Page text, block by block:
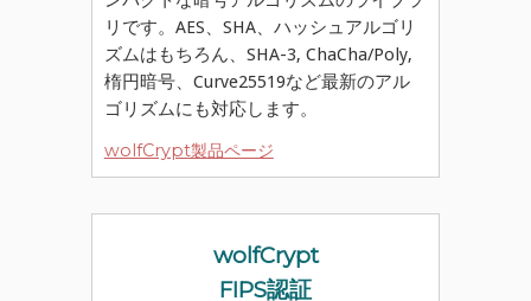
リです。AES、SHA、ハッシュアルゴリ
ズムはもちろん、SHA-3, ChaCha/Poly,
楕円暗号、Curve25519など最新のアル
ゴリズムにも対応します。
wolfCrypt製品ページ
wolfCrypt
FIPS認証